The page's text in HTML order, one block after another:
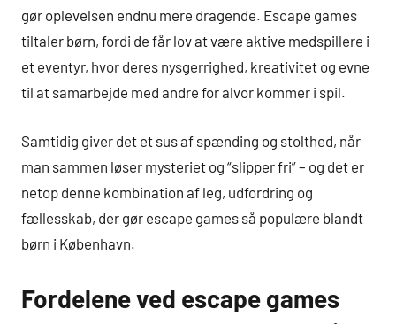
gør oplevelsen endnu mere dragende. Escape games
tiltaler børn, fordi de får lov at være aktive medspillere i
et eventyr, hvor deres nysgerrighed, kreativitet og evne
til at samarbejde med andre for alvor kommer i spil.
Samtidig giver det et sus af spænding og stolthed, når
man sammen løser mysteriet og “slipper fri” – og det er
netop denne kombination af leg, udfordring og
fællesskab, der gør escape games så populære blandt
børn i København.
Fordelene ved escape games